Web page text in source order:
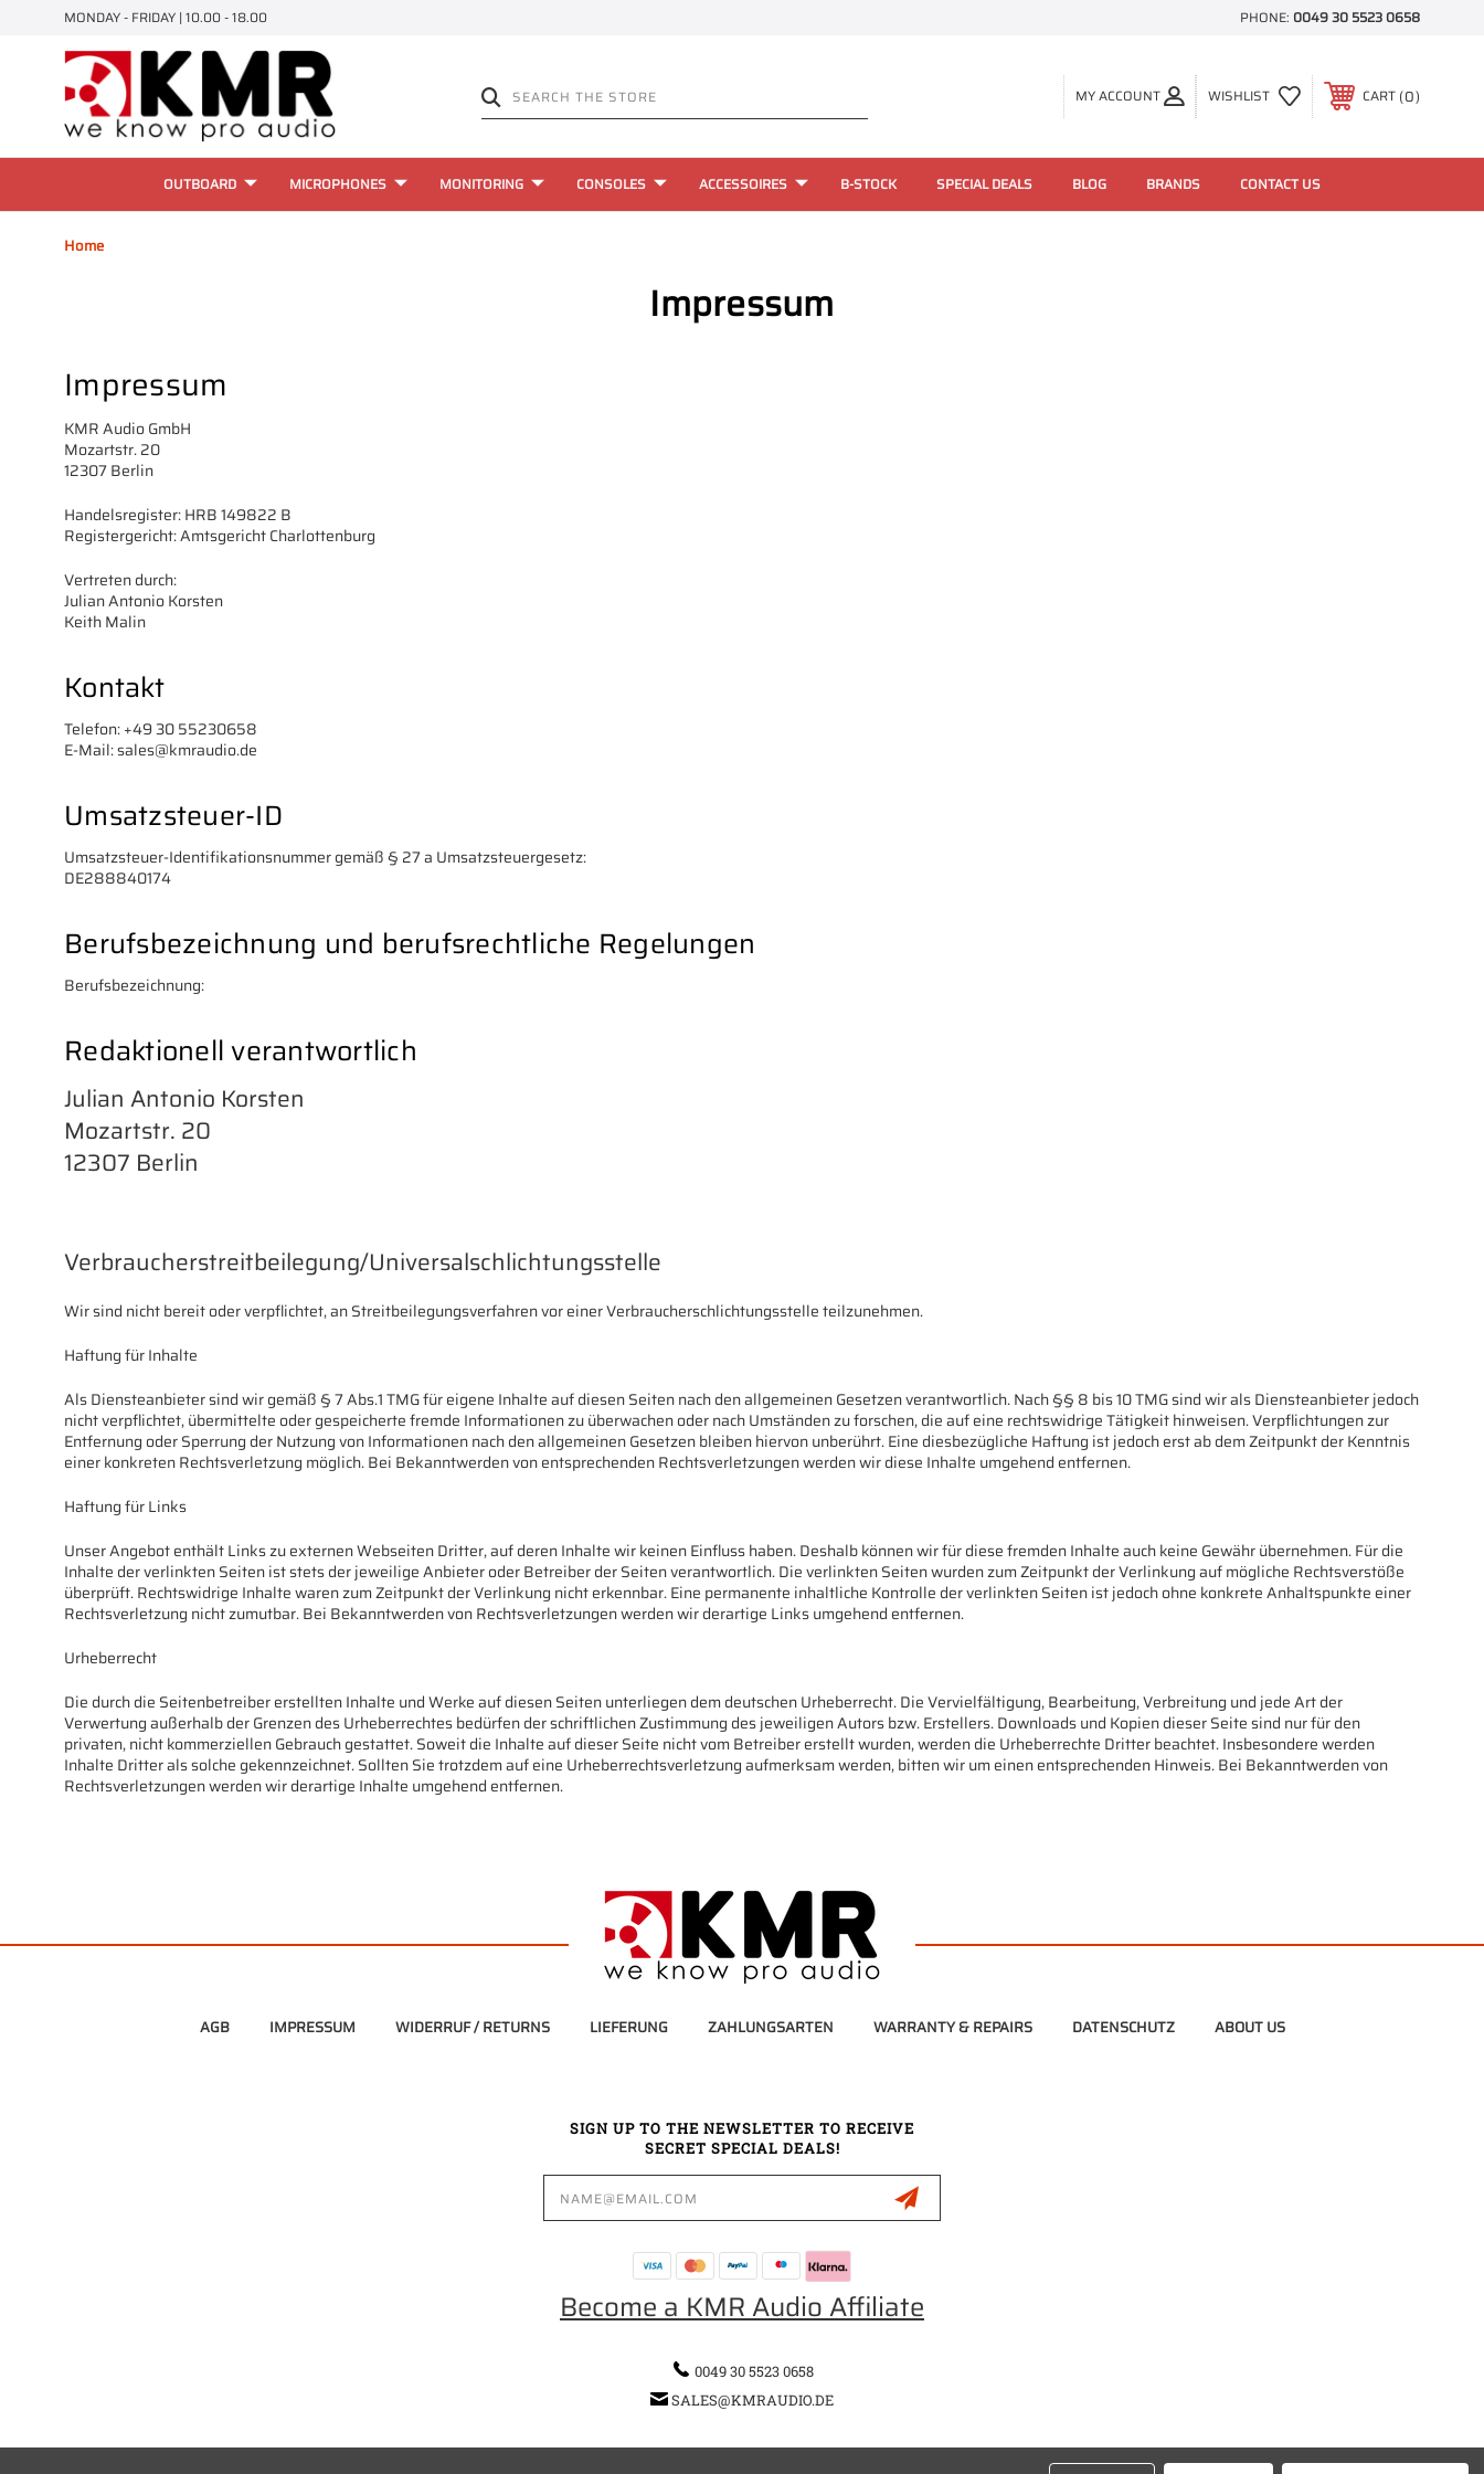
MONDAY - FRIDAY | 10.00 - 18.00 PHONE: 0049 30 5523 0658
MY ACCOUNT WISHLIST CART 0
OUTBOARD MICROPHONES MONITORING CONSOLES ACCESSOIRES B-STOCK SPECIAL DEALS BLOG BRANDS CONTACT US
Home
Impressum
Impressum
KMR Audio GmbH
Mozartstr. 20
12307 Berlin
Handelsregister: HRB 149822 B
Registergericht: Amtsgericht Charlottenburg
Vertreten durch:
Julian Antonio Korsten
Keith Malin
Kontakt
Telefon: +49 30 55230658
E-Mail: sales@kmraudio.de
Umsatzsteuer-ID
Umsatzsteuer-Identifikationsnummer gemäß § 27 a Umsatzsteuergesetz:
DE288840174
Berufsbezeichnung und berufsrechtliche Regelungen
Berufsbezeichnung:
Redaktionell verantwortlich
Julian Antonio Korsten
Mozartstr. 20
12307 Berlin
Verbraucher­streit­beilegung/Universal­schlichtungs­stelle
Wir sind nicht bereit oder verpflichtet, an Streitbeilegungsverfahren vor einer Verbraucherschlichtungsstelle teilzunehmen.
Haftung für Inhalte
Als Diensteanbieter sind wir gemäß § 7 Abs.1 TMG für eigene Inhalte auf diesen Seiten nach den allgemeinen Gesetzen verantwortlich. Nach §§ 8 bis 10 TMG sind wir als Diensteanbieter jedoch
nicht verpflichtet, übermittelte oder gespeicherte fremde Informationen zu überwachen oder nach Umständen zu forschen, die auf eine rechtswidrige Tätigkeit hinweisen. Verpflichtungen zur
Entfernung oder Sperrung der Nutzung von Informationen nach den allgemeinen Gesetzen bleiben hiervon unberührt. Eine diesbezügliche Haftung ist jedoch erst ab dem Zeitpunkt der Kenntnis
einer konkreten Rechtsverletzung möglich. Bei Bekanntwerden von entsprechenden Rechtsverletzungen werden wir diese Inhalte umgehend entfernen.
Haftung für Links
Unser Angebot enthält Links zu externen Webseiten Dritter, auf deren Inhalte wir keinen Einfluss haben. Deshalb können wir für diese fremden Inhalte auch keine Gewähr übernehmen. Für die
Inhalte der verlinkten Seiten ist stets der jeweilige Anbieter oder Betreiber der Seiten verantwortlich. Die verlinkten Seiten wurden zum Zeitpunkt der Verlinkung auf mögliche Rechtsverstöße
überprüft. Rechtswidrige Inhalte waren zum Zeitpunkt der Verlinkung nicht erkennbar. Eine permanente inhaltliche Kontrolle der verlinkten Seiten ist jedoch ohne konkrete Anhaltspunkte einer
Rechtsverletzung nicht zumutbar. Bei Bekanntwerden von Rechtsverletzungen werden wir derartige Links umgehend entfernen.
Urheberrecht
Die durch die Seitenbetreiber erstellten Inhalte und Werke auf diesen Seiten unterliegen dem deutschen Urheberrecht. Die Vervielfältigung, Bearbeitung, Verbreitung und jede Art der
Verwertung außerhalb der Grenzen des Urheberrechtes bedürfen der schriftlichen Zustimmung des jeweiligen Autors bzw. Erstellers. Downloads und Kopien dieser Seite sind nur für den
privaten, nicht kommerziellen Gebrauch gestattet. Soweit die Inhalte auf dieser Seite nicht vom Betreiber erstellt wurden, werden die Urheberrechte Dritter beachtet. Insbesondere werden
Inhalte Dritter als solche gekennzeichnet. Sollten Sie trotzdem auf eine Urheberrechtsverletzung aufmerksam werden, bitten wir um einen entsprechenden Hinweis. Bei Bekanntwerden von
Rechtsverletzungen werden wir derartige Inhalte umgehend entfernen.
AGB IMPRESSUM WIDERRUF / RETURNS LIEFERUNG ZAHLUNGSARTEN WARRANTY & REPAIRS DATENSCHUTZ ABOUT US
SIGN UP TO THE NEWSLETTER TO RECEIVE
SECRET SPECIAL DEALS!
Email
Address
Become a KMR Audio Affiliate
0049 30 5523 0658
SALES@KMRAUDIO.DE